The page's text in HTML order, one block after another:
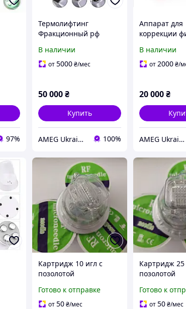
97%
Термолифтинг
Фракционный рф
аппарат для
фракционного
В наличии
от5000₴/мес
50 000₴
Купить
AMEG Ukraine АМЕГ УКРАИНА 100%
Аппарат для
коррекции
лифтинг для
лифтинг для
В наличии
от2000₴/
20 000₴
AMEG Ukraine АМЕГ УКРАИНА
Картридж 10 игл с
позолотой
микрогольчатого РФ
лифтинга.
Готово к отправке
от50₴/мес
Картридж 25
позолотой
лифтинга.
Готово к
от50₴/мес